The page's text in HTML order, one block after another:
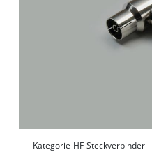
Kategorie HF-Steckverbinder